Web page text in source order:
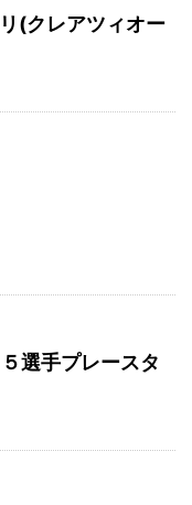
(クレアツィオー
選手プレースタ